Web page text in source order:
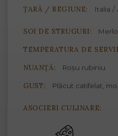
ȚARĂ / REGIUNE: Italia /
SOI DE STRUGURI:
TEMPERATURA DE
NUANȚĂ: Roșu rubiniu
GUST: Plăcut catifelat,
ASOCIERI CULINARE: